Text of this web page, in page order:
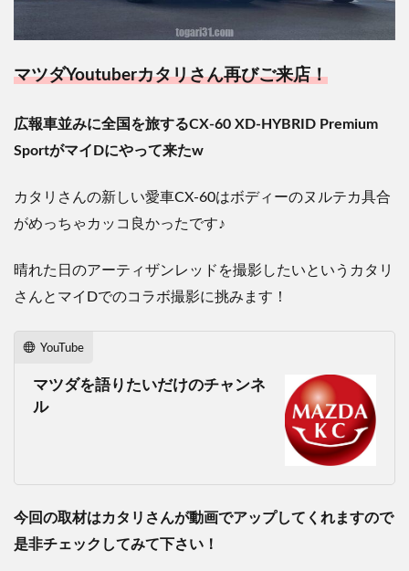
マツダYoutuberカタリさん再びご来店！
広報車並みに全国を旅するCX-60 XD-HYBRID Premium
SportがマイDにやって来たw
カタリさんの新しい愛車CX-60はボディーのヌルテカ具合
がめっちゃカッコ良かったです♪
晴れた日のアーティザンレッドを撮影したいというカタリ
さんとマイDでのコラボ撮影に挑みます！
YouTube
マツダを語りたいだけのチャンネ
ル
今回の取材はカタリさんが動画でアップしてくれますので
是非チェックしてみて下さい！